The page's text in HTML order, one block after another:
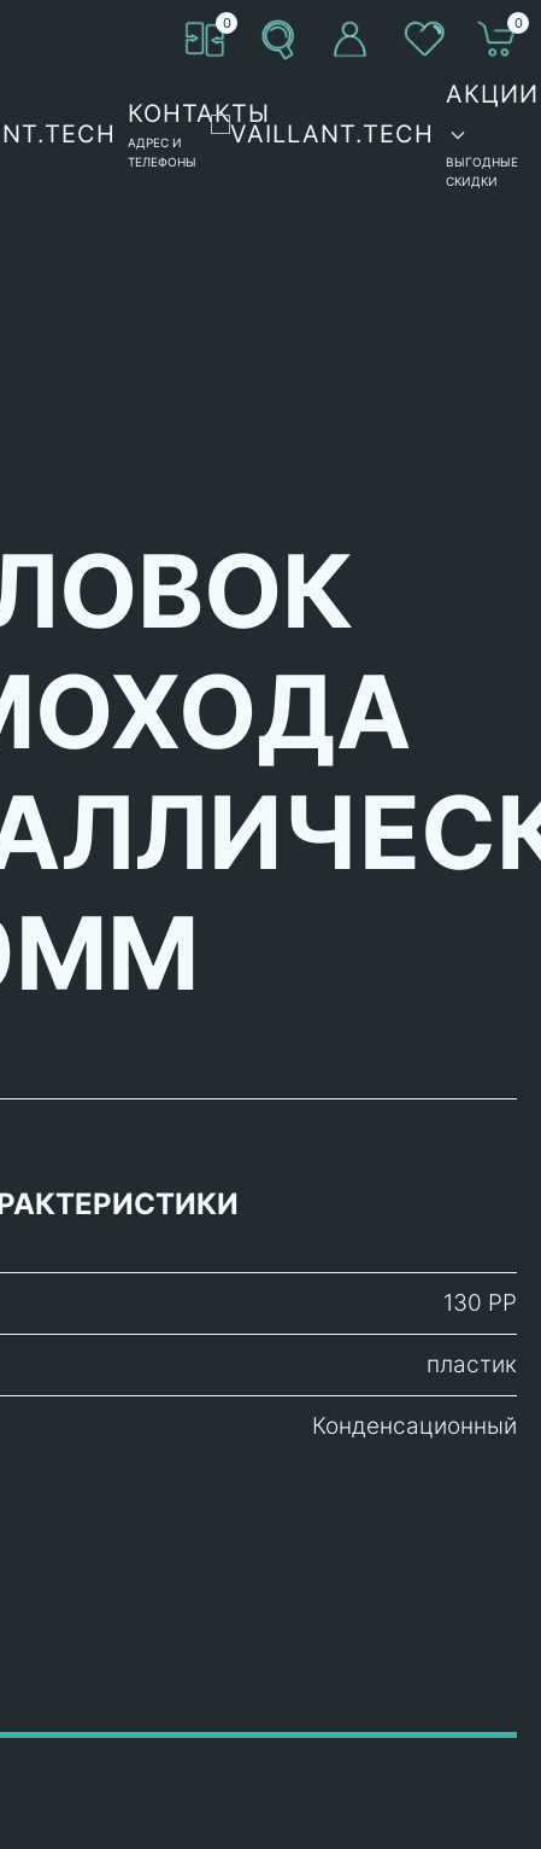
0 0
КОНТАКТЫ
АДРЕС И
ТЕЛЕФОНЫ
АКЦИИ
ВЫГОДНЫЕ
СКИДКИ
130 PP
пластик
Конденсационный